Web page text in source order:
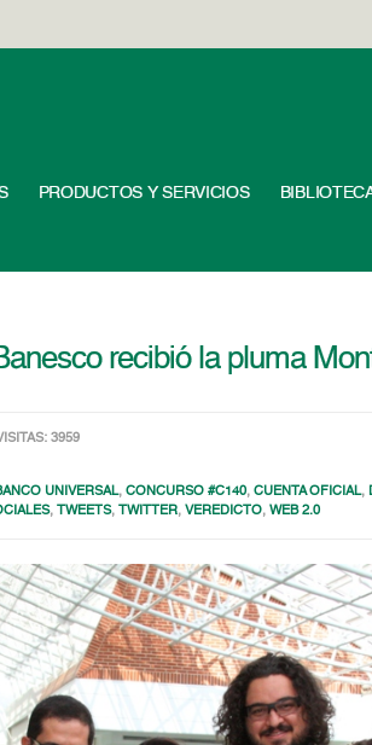
PRODUCTOS Y SERVICIOS
recibió la pluma
3959
UNIVERSAL,CONCURSO #C140,CUENTA OFICIAL,
, TWEETS, TWITTER,VEREDICTO,WEB 2.0